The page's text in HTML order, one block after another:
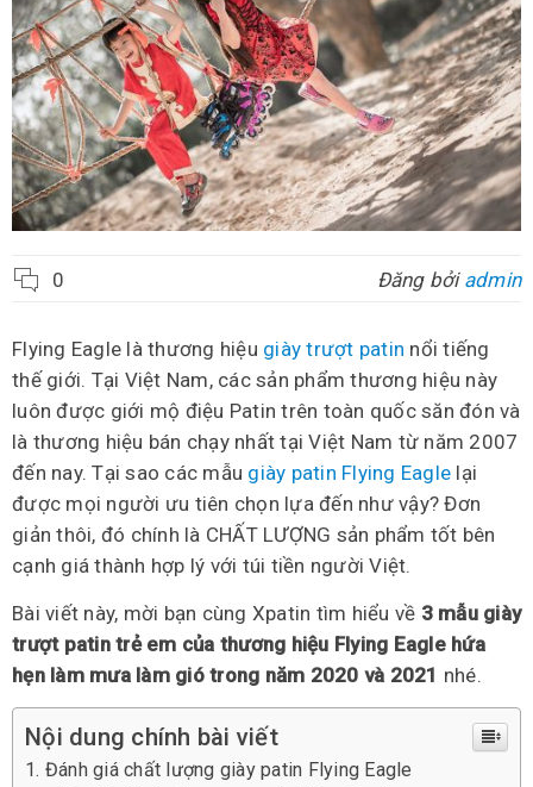
0 Đăng bởi admin
Flying Eagle là thương hiệu giày trượt patin nổi tiếng
thế giới. Tại Việt Nam, các sản phẩm thương hiệu này
luôn được giới mộ điệu Patin trên toàn quốc săn đón và
là thương hiệu bán chạy nhất tại Việt Nam từ năm 2007
đến nay. Tại sao các mẫu giày patin Flying Eagle lại
được mọi người ưu tiên chọn lựa đến như vậy? Đơn
giản thôi, đó chính là CHẤT LƯỢNG sản phẩm tốt bên
cạnh giá thành hợp lý với túi tiền người Việt.
Bài viết này, mời bạn cùng Xpatin tìm hiểu về 3 mẫu giày
trượt patin trẻ em của thương hiệu Flying Eagle hứa
hẹn làm mưa làm gió trong năm 2020 và 2021 nhé.
Nội dung chính bài viết
Đánh giá chất lượng giày patin Flying Eagle